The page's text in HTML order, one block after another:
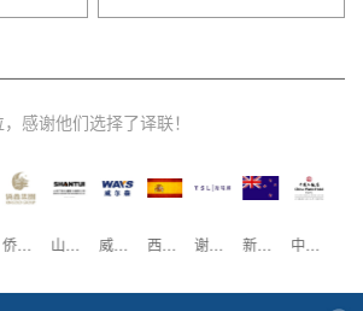
感谢他们选择了译联！
威尔森 西班牙驻广州领事馆